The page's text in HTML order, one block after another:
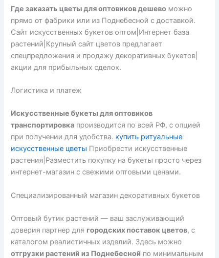
Где заказать цветы для оптовиков дешево можно
прямо от фабрики или из Поднебесной с доставкой.
Сайт искусственных букетов оптом|Интернет база
растений|Крупный сайт цветов предлагает
спецпредложения и продажу декоративных букетов|
акции для прибыльных сделок.
Логистика и платеж
Искусственные букеты для оптовиков
транспортировка производится по всей РФ, с опцией
при получении для удобства. купить ритуальные
искусственные цветы Приобрести искусственные
растения|Разместить покупку на букеты просто через
интернет-магазин с свежими оптовыми ценами.
Специализированный магазин декоративных букетов
Оптовый бутик растений — ваш заслуживающий
доверия партнер для городских поставок цветов, с
каталогом реалистичных изделий. Здесь можно
отгрузки растений из Поднебесной по минимальным